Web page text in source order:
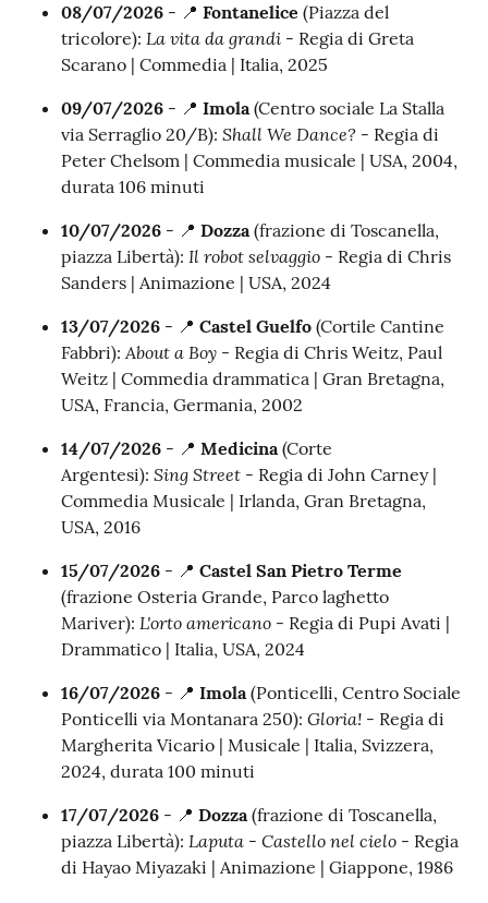
08/07/2026 - 📍 Fontanelice (Piazza del
tricolore): La vita da grandi - Regia di Greta
Scarano | Commedia | Italia, 2025
09/07/2026 - 📍 Imola(Centro sociale La Stalla
via Serraglio 20/B): Shall We Dance? - Regia di
Peter Chelsom | Commedia musicale | USA, 2004,
durata 106 minuti
10/07/2026 - 📍 Dozza(frazione di Toscanella,
piazza Libertà): Il robot selvaggio - Regia di Chris
Sanders | Animazione | USA, 2024
13/07/2026 - 📍 Castel Guelfo (Cortile Cantine
Fabbri):About a Boy - Regia di Chris Weitz, Paul
Weitz | Commedia drammatica | Gran Bretagna,
USA, Francia, Germania, 2002
14/07/2026 - 📍 Medicina(Corte
Argentesi): Sing Street - Regia di John Carney |
Commedia Musicale | Irlanda, Gran Bretagna,
USA, 2016
15/07/2026 - 📍 Castel San Pietro Terme
(frazione Osteria Grande, Parco laghetto
Mariver): L'orto americano - Regia di Pupi Avati |
Drammatico | Italia, USA, 2024
16/07/2026 - 📍 Imola(Ponticelli, Centro Sociale
Ponticelli via Montanara 250): Gloria! - Regia di
Margherita Vicario | Musicale | Italia, Svizzera,
2024, durata 100 minuti
17/07/2026 - 📍 Dozza(frazione di Toscanella,
piazza Libertà): Laputa - Castello nel cielo - Regia
di Hayao Miyazaki | Animazione | Giappone, 1986